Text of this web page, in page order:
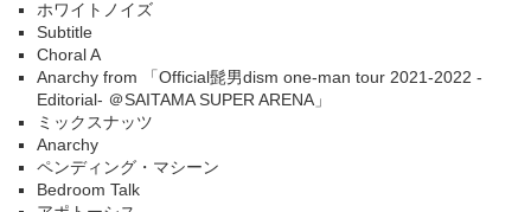
ホワイトノイズ
Subtitle
Choral A
Anarchy from 「Official髭男dism one-man tour 2021-2022 -
Editorial- ＠SAITAMA SUPER ARENA」
ミックスナッツ
Anarchy
ペンディング・マシーン
Bedroom Talk